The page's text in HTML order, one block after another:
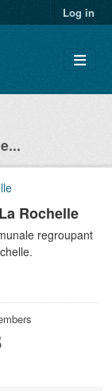
Log in
Rochelle
regroupant